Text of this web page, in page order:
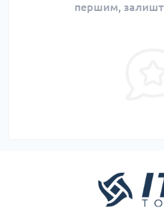
першим,